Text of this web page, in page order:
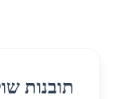
תובנות